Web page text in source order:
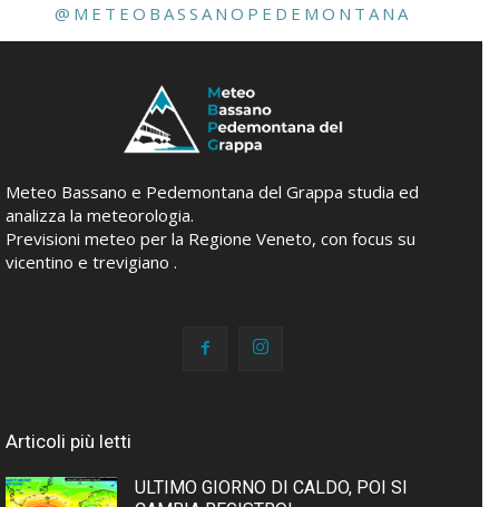
@METEOBASSANOPEDEMONTANA
Meteo Bassano e Pedemontana del Grappa studia ed
analizza la meteorologia.
Previsioni meteo per la Regione Veneto, con focus su
vicentino e trevigiano .
Articoli più letti
ULTIMO GIORNO DI CALDO, POI SI